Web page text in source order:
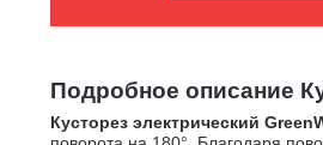
Подробное описание
Кусторез электрический